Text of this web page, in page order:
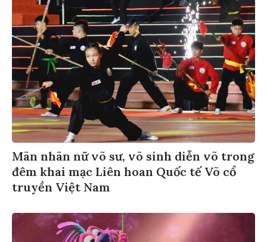
Mãn nhãn nữ võ sư, võ sinh diễn võ trong
đêm khai mạc Liên hoan Quốc tế Võ cổ
truyền Việt Nam